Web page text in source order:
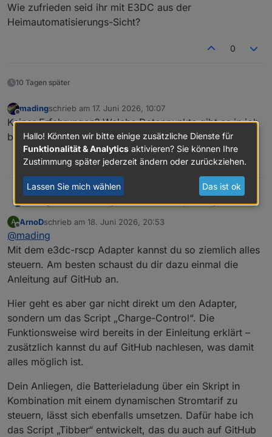
Wie zufrieden seid ihr mit E3DC aus der
Heimautomatisierungs-Sicht?
0
10 Tagen später
Offline
madingschrieb am 17. Juni 2026, 10:07
zuletzt editiert von
Keiner Erfahrungen? Welche Datenpunkte gibt es in iob
bzgl. E3DC? Was lässt sich steuern?
0
A
Offline
ArnoDschrieb am 18. Juni 2026, 20:53
zuletzt editiert von
@mading
Mit dem e3dc-rscp Adapter kannst du so ziemlich alles
steuern. Am besten schaust du dir dazu einmal die
Anleitung auf GitHub an.
Hier geht es aber gar nicht direkt um den Adapter,
sondern um das Script „Charge-Control“. Die
Funktionsweise wird bereits in der Einleitung erklärt –
zusätzlich kannst du auf GitHub nachlesen, was damit
alles möglich ist.
Dein Anliegen, die Batterieladung über ein Skript in
Kombination mit einem dynamischen Stromtarif zu
steuern, lässt sich ebenfalls umsetzen. Dafür habe ich
das Script „Tibber“ entwickelt, das du auch auf GitHub
Hallo! Könnten wir bitte einige zusätzliche Dienste für
Funktionalität & Analytics aktivieren? Sie können Ihre
Zustimmung später jederzeit ändern oder zurückziehen.
Lassen Sie mich wählen Das ist ok